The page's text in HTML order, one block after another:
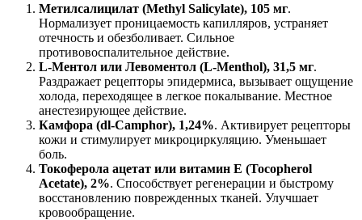
Метилсалицилат (Methyl Salicylate), 105 мг.
Нормализует проницаемость капилляров, устраняет
отечность и обезболивает. Сильное
противовоспалительное действие.
L-Ментол или Левоментол (L-Menthol), 31,5 мг.
Раздражает рецепторы эпидермиса, вызывает ощущение
холода, переходящее в легкое покалывание. Местное
анестезирующее действие.
Камфора (dl-Camphor), 1,24%. Активирует рецепторы
кожи и стимулирует микроциркуляцию. Уменьшает
боль.
Токоферола ацетат или витамин Е (Tocopherol
Acetate), 2%. Способствует регенерации и быстрому
восстановлению поврежденных тканей. Улучшает
кровообращение.